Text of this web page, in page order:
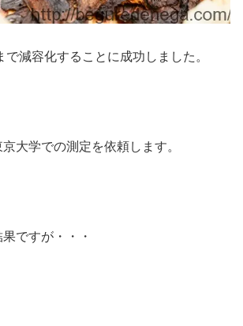
減容化することに成功しました。
大学での測定を依頼します。
ですが・・・